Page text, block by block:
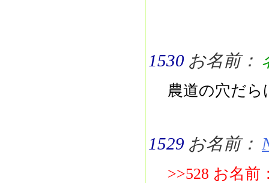
1530 お名前：
農道の穴だ
1529 お名前：
>>528 お名